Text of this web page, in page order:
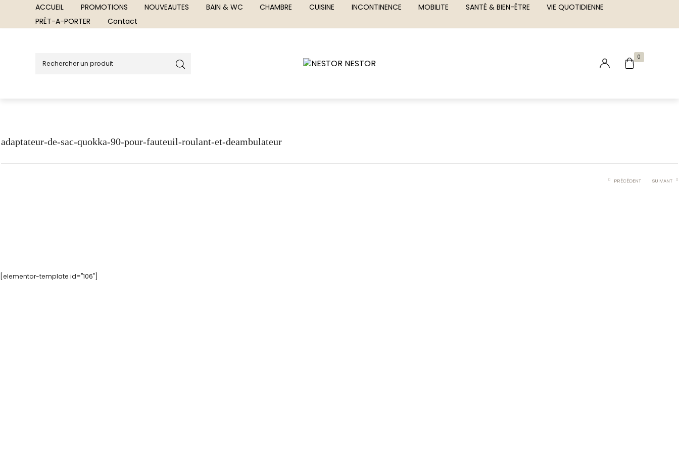
ACCUEIL PROMOTIONS NOUVEAUTES BAIN & WC CHAMBRE CUISINE INCONTINENCE MOBILITE SANTÉ & BIEN-ÊTRE
VIE QUOTIDIENNE
PRÊT-A-PORTER
Contact
0
adaptateur-de-sac-quokka-90-pour-fauteuil-roulant-et-deambulateur
PRÉCÉDENT SUIVANT
[elementor-template id="106"]